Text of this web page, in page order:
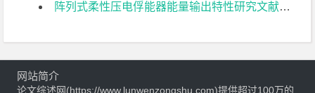
阵列式柔性压电俘能器能量输出特性研究文献综述
网站简介
论文综述网(https://www.lunwenzongshu.com)提供超过100万的